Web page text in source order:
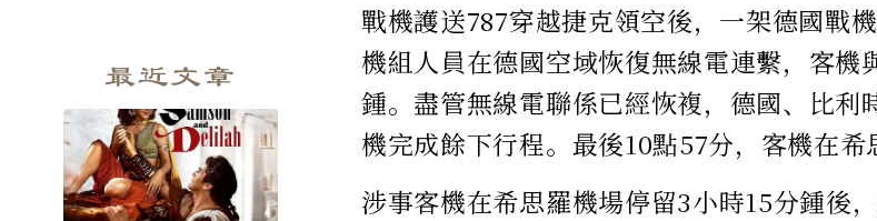
最近文章
戰機護送787穿越捷克領空後，一架德國戰
機組人員在德國空域恢復無線電連繫，客機
鍾。盡管無線電聯係已經恢複，德國、比利
機完成餘下行程。最後10點57分，客機在希
涉事客機在希思羅機場停留3小時15分鍾後